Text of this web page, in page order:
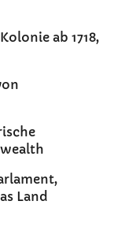
ab 1718,
Land